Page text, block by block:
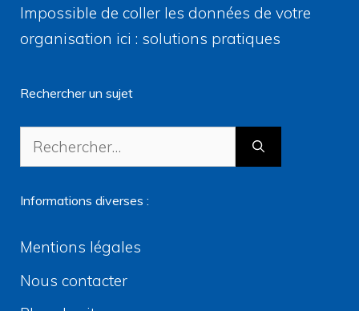
Impossible de coller les données de votre
organisation ici : solutions pratiques
Rechercher un sujet
Rechercher :
Informations diverses :
Mentions légales
Nous contacter